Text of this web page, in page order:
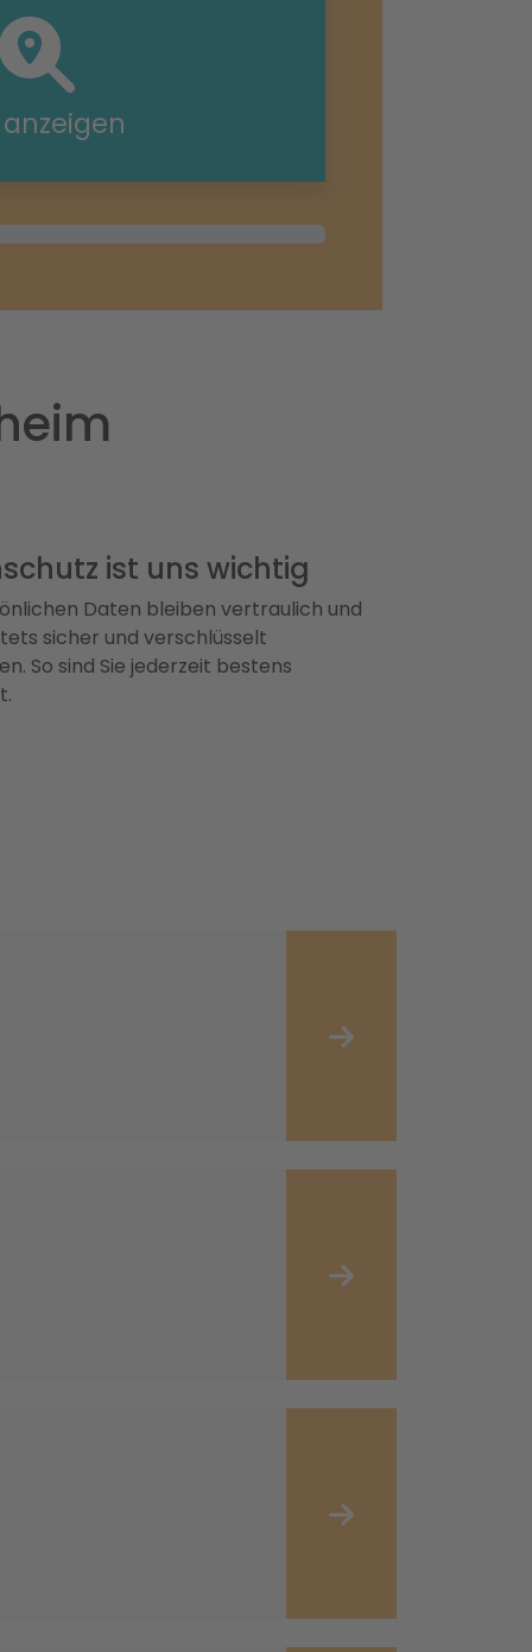
ist uns wichtig
Daten bleiben vertraulich und
sicher und verschlüsselt
So sind Sie jederzeit bestens